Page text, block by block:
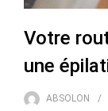
Votre
une
ABSOLON